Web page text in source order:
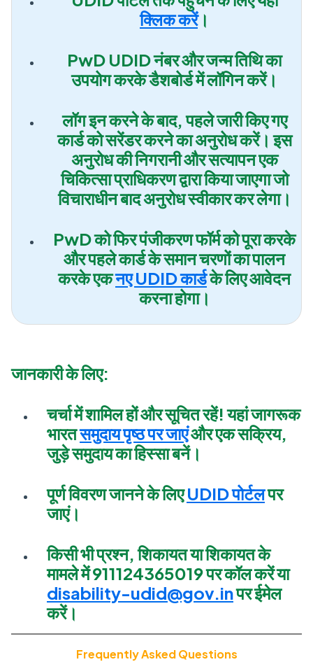
क्लिक करें।
PwD UDID नंबर और जन्म तिथि का
उपयोग करके डैशबोर्ड में लॉगिन करें।
लॉग इन करने के बाद, पहले जारी किए गए
कार्ड को सरेंडर करने का अनुरोध करें। इस
अनुरोध की निगरानी और सत्यापन एक
चिकित्सा प्राधिकरण द्वारा किया जाएगा जो
विचाराधीन बाद अनुरोध स्वीकार कर लेगा।
PwD को फिर पंजीकरण फॉर्म को पूरा करके
और पहले कार्ड के समान चरणों का पालन
करके एकनए UDID कार्डके लिए आवेदन
करना होगा।
जानकारी के लिए:
चर्चा में शामिल हों और सूचित रहें! यहां जागरूक
भारतसमुदाय पृष्ठ पर जाएंऔर एक सक्रिय,
जुड़े समुदाय का हिस्सा बनें।
पूर्ण विवरण जानने के लिएUDID पोर्टलपर
जाएं।
किसी भी प्रश्न, शिकायत या शिकायत के
मामले में 911124365019 पर कॉल करें या
disability-udid@gov.inपर ईमेल
करें।
Frequently Asked Questions